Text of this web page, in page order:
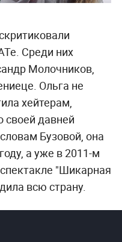
Среди них
Молочников,
Ольга не
хейтерам,
своей давней
Бузовой, она
а уже в 2011-м
"Шикарная
всю страну.